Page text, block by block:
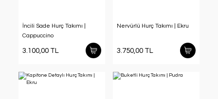
İncili Sade Hurç Takımı |
Cappuccino
3.100,00 TL
Nervürlü Hurç Takımı | Ekru
3.750,00 TL